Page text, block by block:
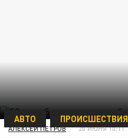
АВТО ПРОИСШЕСТВИЯ
АЛЕКСЕЙ ПЕТРОВ 20 ИЮНЯ 10:11